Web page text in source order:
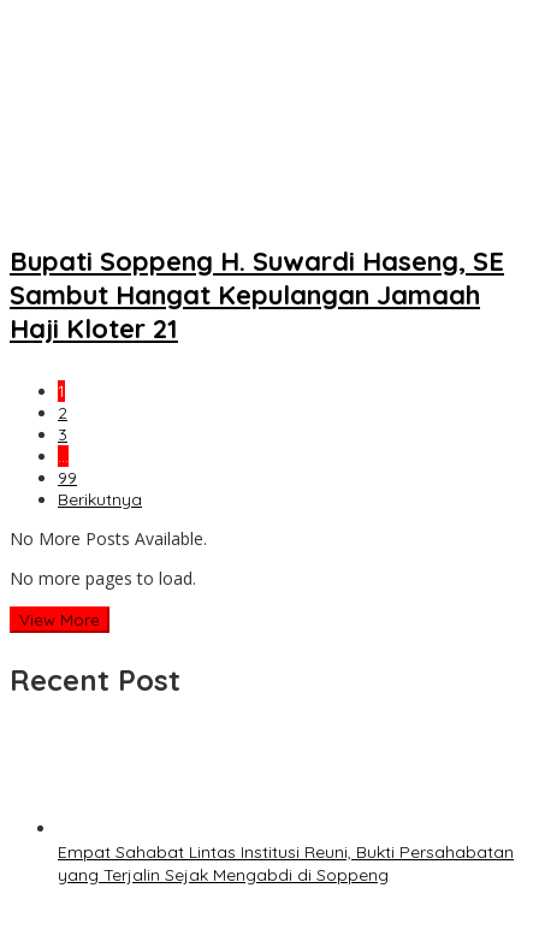
Bupati Soppeng H. Suwardi Haseng, SE
Sambut Hangat Kepulangan Jamaah
Haji Kloter 21
1
2
3
…
99
Berikutnya
No More Posts Available.
No more pages to load.
View More
Recent Post
Empat Sahabat Lintas Institusi Reuni, Bukti Persahabatan
yang Terjalin Sejak Mengabdi di Soppeng